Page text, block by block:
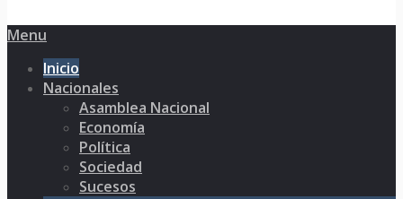
Menu
Inicio
Nacionales
Asamblea Nacional
Economía
Política
Sociedad
Sucesos